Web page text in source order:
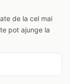
de la cel mai
pot ajunge la